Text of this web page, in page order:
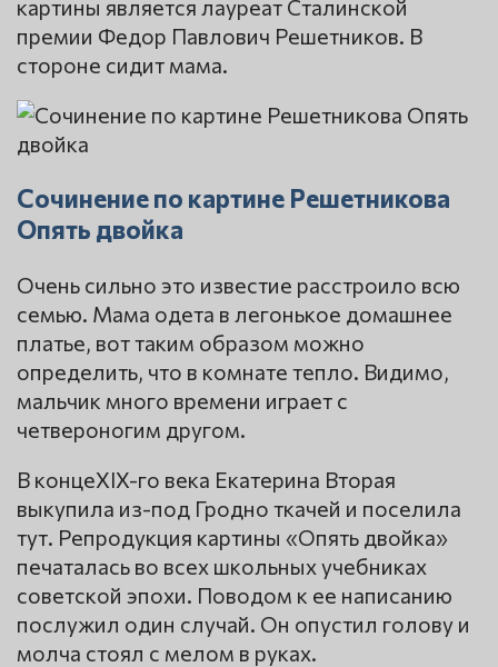
картины является лауреат Сталинской
премии Федор Павлович Решетников. В
стороне сидит мама.
Сочинение по картине Решетникова
Опять двойка
Очень сильно это известие расстроило всю
семью. Мама одета в легонькое домашнее
платье, вот таким образом можно
определить, что в комнате тепло. Видимо,
мальчик много времени играет с
четвероногим другом.
В концеXIX-го века Екатерина Вторая
выкупила из-под Гродно ткачей и поселила
тут. Репродукция картины «Опять двойка»
печаталась во всех школьных учебниках
советской эпохи. Поводом к ее написанию
послужил один случай. Он опустил голову и
молча стоял с мелом в руках.